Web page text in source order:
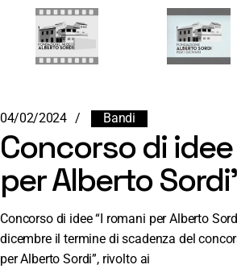
04/02/2024 Bandi
Concorso di
per Alberto
Concorso di idee “I romani per Alberto
dicembre il termine di scadenza del
per Alberto Sordi”, rivolto ai